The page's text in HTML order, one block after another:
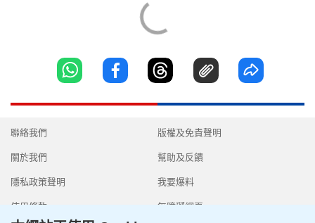
聯絡我們
關於我們
隱私政策聲明
使用條款
版權及免責聲明
幫助及反饋
我要爆料
無障礙網頁